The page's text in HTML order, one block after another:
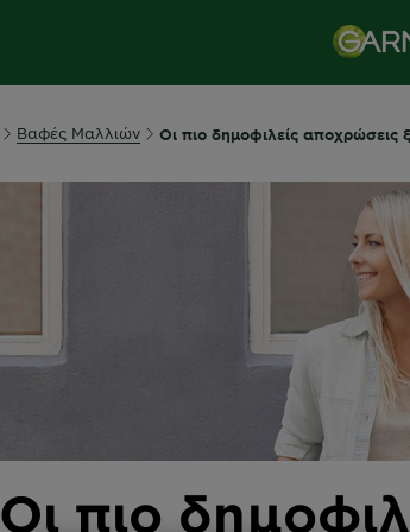
Βαφές Μαλλιών Οι πιο δημοφιλείς αποχρώσεις
Οι πιο